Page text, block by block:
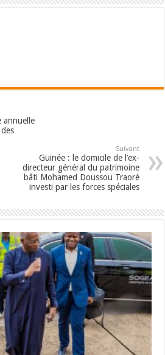
annuelle
Suivant
Guinée : le domicile de l’ex-
directeur général du patrimoine
bâti Mohamed Doussou Traoré
investi par les forces spéciales